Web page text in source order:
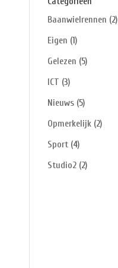
Baanwielrennen (2)
Eigen (1)
Gelezen (5)
ICT (3)
Nieuws (5)
Opmerkelijk (2)
Sport (4)
Studio2 (2)